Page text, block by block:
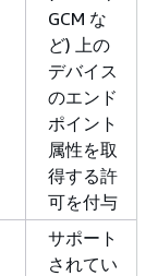
GCM な
ど) 上の
デバイス
のエンド
ポイント
属性を取
得する許
可を付与
サポート
されてい